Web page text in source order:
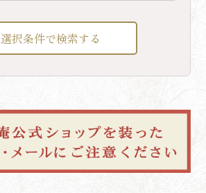
選択条件で検索する